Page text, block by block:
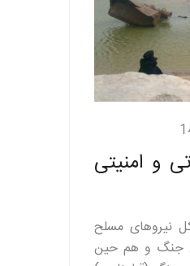
و امنیتی
نیروهای مسلح
جنگ و هم حین